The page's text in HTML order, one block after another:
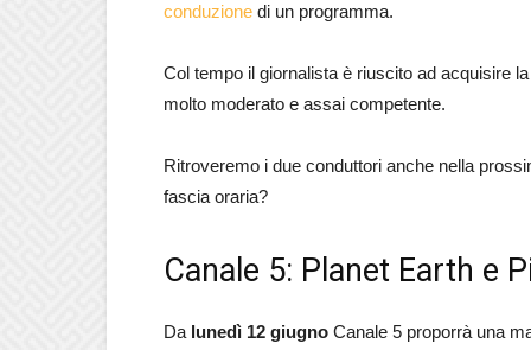
conduzione di un programma.
Col tempo il giornalista è riuscito ad acquisire
molto moderato e assai competente.
Ritroveremo i due conduttori anche nella
fascia oraria?
Canale 5: Planet Earth e
Da lunedì 12 giugno Canale 5 proporrà una